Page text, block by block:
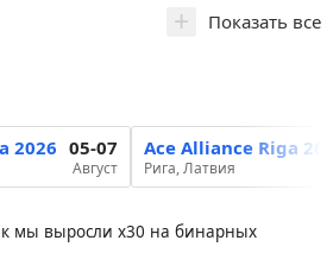
+ Показать все
2026 05-07
Август
Ace Alliance Riga
Рига, Латвия
мы выросли x30 на бинарных